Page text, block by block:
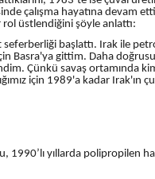
çalışma hayatına devam
üstlendiğini şöyle anlattı:
başlattı. Irak ile petrol
Basra'ya gittim. Daha
Çünkü savaş ortamında
için 1989'a kadar Irak'ın
1990’lı yıllarda polipropilen